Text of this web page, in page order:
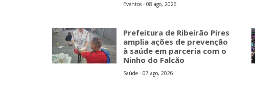
Eventos - 08 ago, 2026
Prefeitura de Ribeirão Pires
amplia ações de prevenção
à saúde em parceria com o
Ninho do Falcão
Saúde - 07 ago, 2026